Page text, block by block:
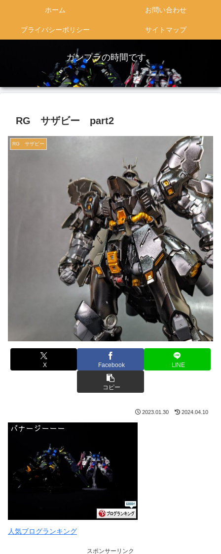
ガンプラの時間です。
ホーム お問い合わせ
プライバシーポリシー サイトマップ
RG サザビー part2
RG サザビー
X Facebook LINE
コピー
2023.01.30 2024.04.10
人気ブログランキング
スポンサーリンク